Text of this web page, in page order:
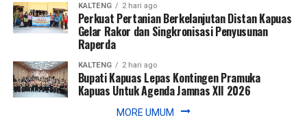
KALTENG 2 hari ago
Perkuat Pertanian Berkelanjutan Distan Kapuas
Gelar Rakor dan Singkronisasi Penyusunan
Raperda
KALTENG 2 hari ago
Bupati Kapuas Lepas Kontingen Pramuka
Kapuas Untuk Agenda Jamnas XII 2026
MORE UMUM